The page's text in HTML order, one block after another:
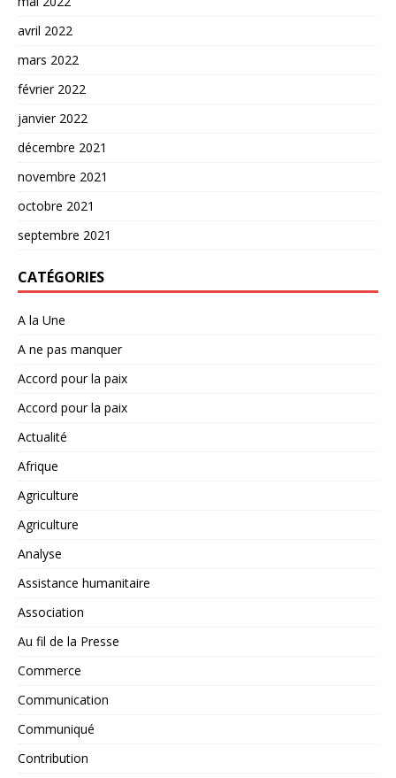
avril 2022
mars 2022
février 2022
janvier 2022
décembre 2021
novembre 2021
octobre 2021
septembre 2021
CATÉGORIES
A la Une
A ne pas manquer
Accord pour la paix
Accord pour la paix
Actualité
Afrique
Agriculture
Agriculture
Analyse
Assistance humanitaire
Association
Au fil de la Presse
Commerce
Communication
Communiqué
Contribution